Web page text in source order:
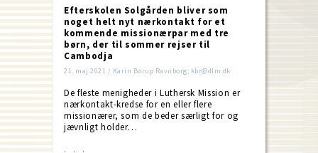
Efterskolen Solgården bliver som
noget helt nyt nærkontakt for et
kommende missionærpar med tre
børn, der til sommer rejser til
Cambodja
21. maj 2021 / Karin Borup Ravnborg; kbr@dlm.dk
De fleste menigheder i Luthersk Mission er
nærkontakt-kredse for en eller flere
missionærer, som de beder særligt for og
jævnligt holder…